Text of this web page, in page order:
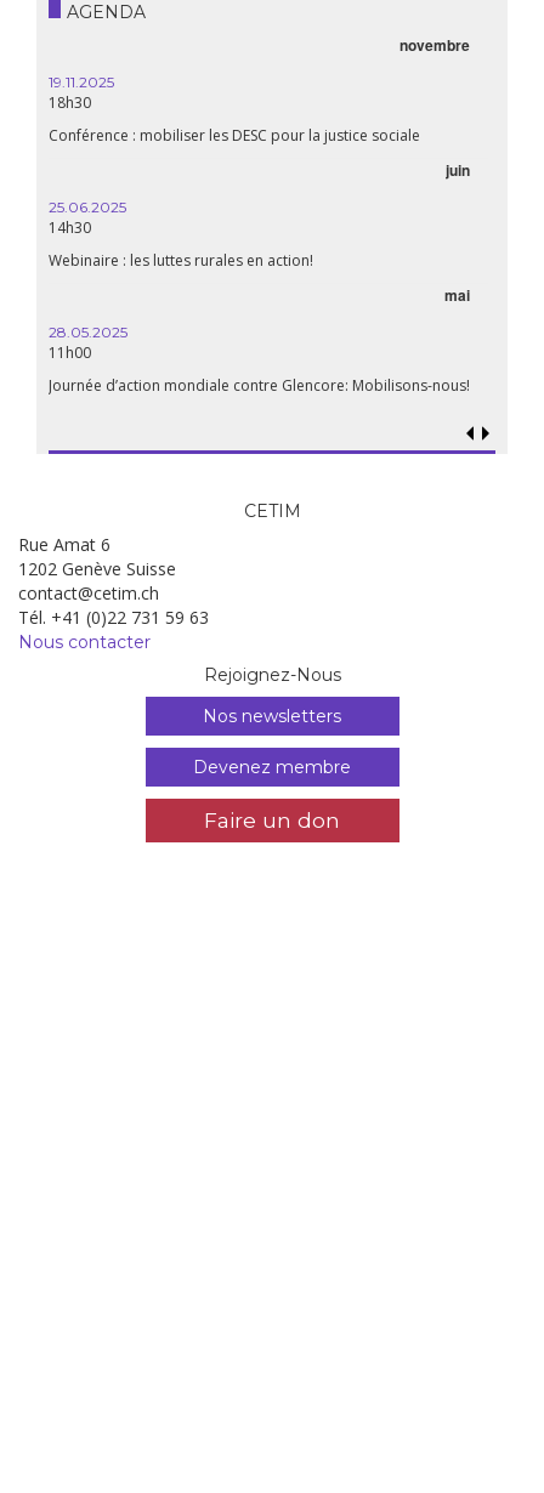
AGENDA
novembre
19.11.2025
18h30
Conférence : mobiliser les DESC pour la justice sociale
juin
25.06.2025
14h30
Webinaire : les luttes rurales en action!
mai
28.05.2025
11h00
Journée d’action mondiale contre Glencore: Mobilisons-nous!
CETIM
Rue Amat 6
1202 Genève Suisse
contact@cetim.ch
Tél. +41 (0)22 731 59 63
Nous contacter
Rejoignez-Nous
Nos newsletters
Devenez membre
Faire un don